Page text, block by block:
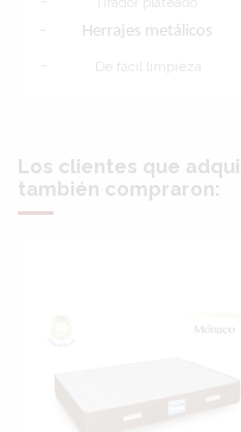
- Herrajes metálicos
-
De fácil limpieza
Los clientes que
también compraron: